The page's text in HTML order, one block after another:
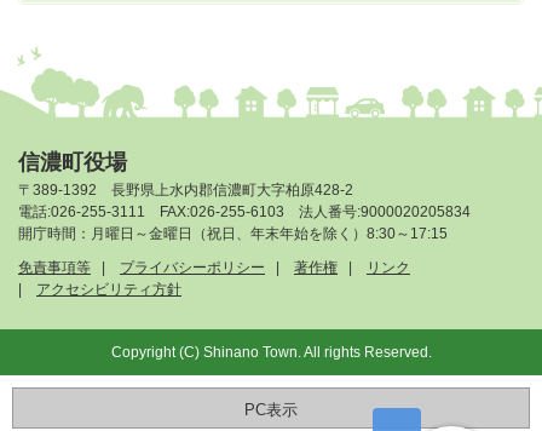
信濃町役場
〒389-1392 長野県上水内郡信濃町大字柏原428-2
電話:026-255-3111 FAX:026-255-6103 法人番号:9000020205834
開庁時間：月曜日～金曜日（祝日、年末年始を除く）8:30～17:15
免責事項等
プライバシーポリシー 著作権
リンク
アクセシビリティ方針
Copyright (C) Shinano Town. All rights Reserved.
PC表示